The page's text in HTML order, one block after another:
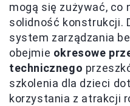
mogą się zużywać, co
solidność konstrukcji.
system zarządzania
obejmie okresowe
technicznego
szkolenia dla dzieci
korzystania z atrakcji